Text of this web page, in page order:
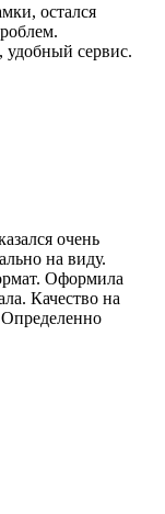
остался
удобный сервис.
очень
на виду.
Оформила
Качество на
Определенно